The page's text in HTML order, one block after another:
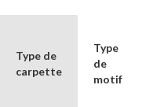
Type de
carpette
Type
de
motif